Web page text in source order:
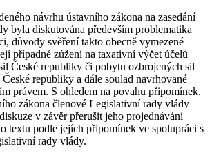
návrhu ústavního zákona na zasedání
byla diskutována především problematika
důvody svěření takto obecně vymezené
případné zúžení na taxativní výčet účelů
České republiky či pobytu ozbrojených sil
republiky a dále soulad navrhované
právem. S ohledem na povahu připomínek,
zákona členové Legislativní rady vlády
v závěr přerušit jeho projednávání
textu podle jejích připomínek ve spolupráci s
rady vlády.